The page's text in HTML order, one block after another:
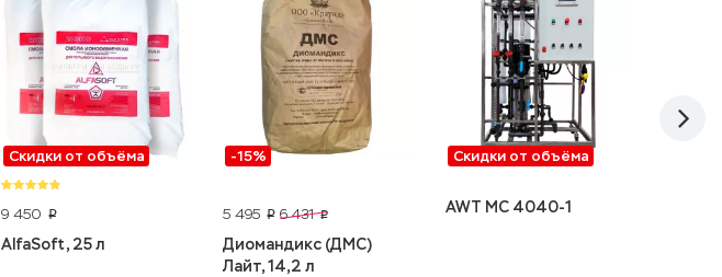
Скидки от объёма
9 450 p
AlfaSoft, 25 л
-15%
5 495 p 6 431 p
Диомандикс (ДМС)
Лайт, 14,2 л
Скидки от объёма
AWT MC 4040-1